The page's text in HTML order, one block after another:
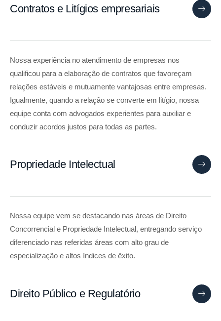
Contratos e Litígios empresariais
Nossa experiência no atendimento de empresas nos
qualificou para a elaboração de contratos que favoreçam
relações estáveis e mutuamente vantajosas entre empresas.
Igualmente, quando a relação se converte em litígio, nossa
equipe conta com advogados experientes para auxiliar e
conduzir acordos justos para todas as partes.
Propriedade Intelectual
Nossa equipe vem se destacando nas áreas de Direito
Concorrencial e Propriedade Intelectual, entregando serviço
diferenciado nas referidas áreas com alto grau de
especialização e altos índices de êxito.
Direito Público e Regulatório